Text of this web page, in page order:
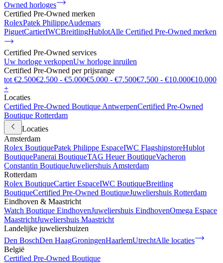
Owned horloges
Certified Pre-Owned merken
RolexPatek PhilippeAudemars
PiguetCartierIWCBreitlingHublotAlle Certified Pre-Owned merken
Certified Pre-Owned services
Uw horloge verkopenUw horloge inruilen
Certified Pre-Owned per prijsrange
tot €2.500€2.500 - €5.000€5.000 - €7.500€7.500 - €10.000€10.000
+
Locaties
Certified Pre-Owned Boutique AntwerpenCertified Pre-Owned
Boutique Rotterdam
Locaties
Amsterdam
Rolex BoutiquePatek Philippe EspaceIWC FlagshipstoreHublot
BoutiquePanerai BoutiqueTAG Heuer BoutiqueVacheron
Constantin BoutiqueJuweliershuis Amsterdam
Rotterdam
Rolex BoutiqueCartier EspaceIWC BoutiqueBreitling
BoutiqueCertified Pre-Owned BoutiqueJuweliershuis Rotterdam
Eindhoven & Maastricht
Watch Boutique EindhovenJuweliershuis EindhovenOmega Espace
MaastrichtJuweliershuis Maastricht
Landelijke juweliershuizen
Den BoschDen HaagGroningenHaarlemUtrechtAlle locaties
België
Certified Pre-Owned Boutique